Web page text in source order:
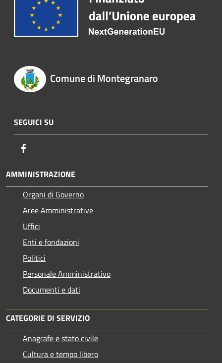
Comune di Montegranaro
SEGUICI SU
AMMINISTRAZIONE
Organi di Governo
Aree Amministrative
Uffici
Enti e fondazioni
Politici
Personale Amministrativo
Documenti e dati
CATEGORIE DI SERVIZIO
Anagrafe e stato civile
Cultura e tempo libero